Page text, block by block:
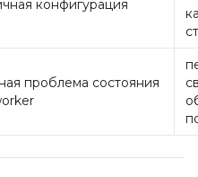
конфигурация
проблема состояния